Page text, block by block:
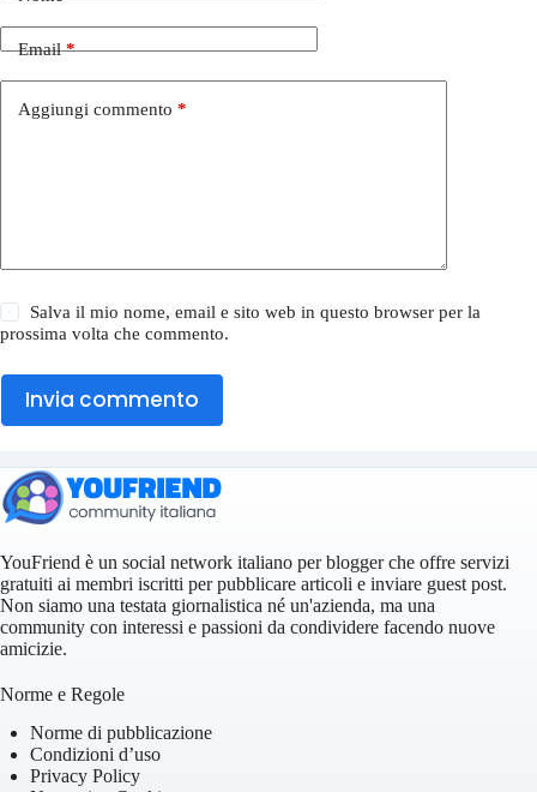
Email*
Aggiungi commento *
Salva il mio nome, email e sito web in questo browser per la
prossima volta che commento.
Invia commento
YouFriend è un social network italiano per blogger che offre servizi
gratuiti ai membri iscritti per pubblicare articoli e inviare guest post.
Non siamo una testata giornalistica né un'azienda, ma una
community con interessi e passioni da condividere facendo nuove
amicizie.
Norme e Regole
Norme di pubblicazione
Condizioni d’uso
Privacy Policy